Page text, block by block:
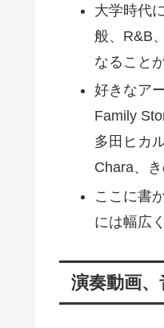
大学時代
般、R&B
なること
好きなア
Family
多田ヒカ
Chara、
ここに書
には幅広
演奏動画